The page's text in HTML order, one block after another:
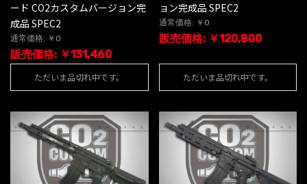
ード CO2カスタムバージョン完
成品 SPEC2
通常価格: ￥0
販売価格: ￥131,460
ただいま品切れ中です。
ョン完成品 SPEC2
通常価格: ￥0
販売価格: ￥120,800
ただいま品切れ中です。